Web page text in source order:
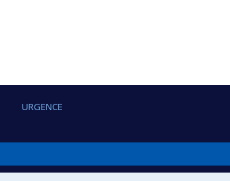
URGENCE